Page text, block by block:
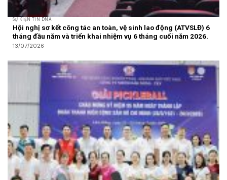
SỰ KIỆN TIN DNA
Hội nghị sơ kết công tác an toàn, vệ sinh lao động (ATVSLĐ) 6
tháng đầu năm và triển khai nhiệm vụ 6 tháng cuối năm 2026.
13/07/2026